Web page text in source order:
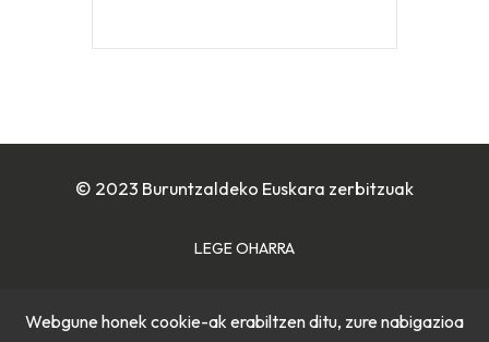
© 2023 Buruntzaldeko Euskara zerbitzuak
LEGE OHARRA
Webgune honek cookie-ak erabiltzen ditu, zure nabigazioa